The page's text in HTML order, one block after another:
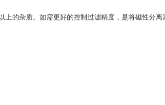
的杂质。如需更好的控制过滤精度，是将磁性分离